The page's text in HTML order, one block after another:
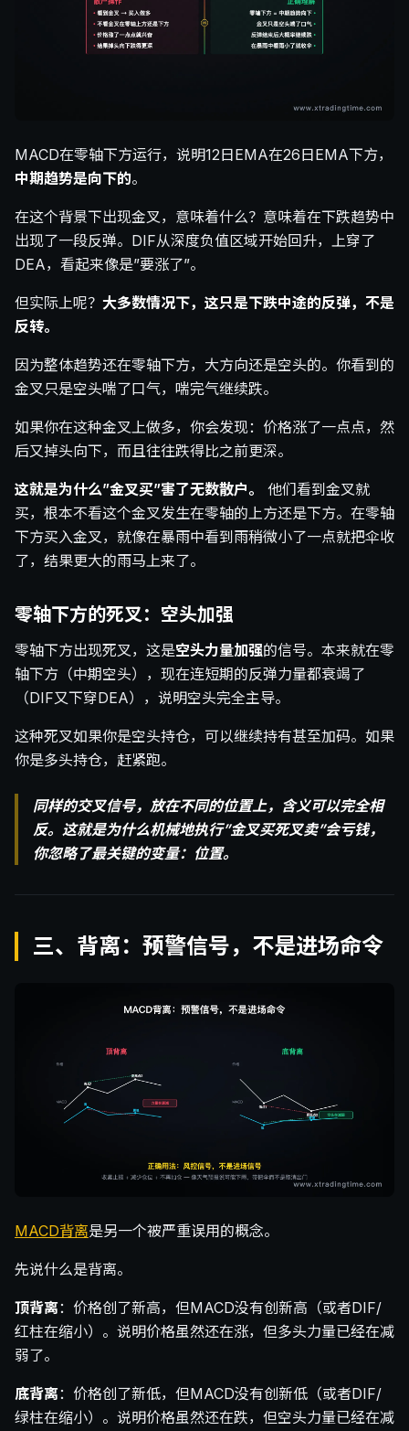
MACD在零轴下方运行，说明12日EMA在26日EMA下方，
中期趋势是向下的。
在这个背景下出现金叉，意味着什么？意味着在下跌趋势中
出现了一段反弹。DIF从深度负值区域开始回升，上穿了
DEA，看起来像是”要涨了”。
但实际上呢？ 大多数情况下，这只是下跌中途的反弹，不是
反转。
因为整体趋势还在零轴下方，大方向还是空头的。你看到的
金叉只是空头喘了口气，喘完气继续跌。
如果你在这种金叉上做多，你会发现：价格涨了一点点，然
后又掉头向下，而且往往跌得比之前更深。
这就是为什么”金叉买”害了无数散户。
他们看到金叉就
买，根本不看这个金叉发生在零轴的上方还是下方。在零轴
下方买入金叉，就像在暴雨中看到雨稍微小了一点就把伞收
了，结果更大的雨马上来了。
零轴下方的死叉：空头加强
零轴下方出现死叉，这是空头力量加强的信号。本来就在零
轴下方（中期空头），现在连短期的反弹力量都衰竭了
（DIF又下穿DEA），说明空头完全主导。
这种死叉如果你是空头持仓，可以继续持有甚至加码。如果
你是多头持仓，赶紧跑。
同样的交叉信号，放在不同的位置上，含义可以完全相
反。这就是为什么机械地执行”金叉买死叉卖”会亏钱，
你忽略了最关键的变量：位置。
三、背离：预警信号，不是进场命令
MACD背离是另一个被严重误用的概念。
先说什么是背离。
顶背离：价格创了新高，但MACD没有创新高（或者DIF/
红柱在缩小）。说明价格虽然还在涨，但多头力量已经在减
弱了。
底背离：价格创了新低，但MACD没有创新低（或者DIF/
绿柱在缩小）。说明价格虽然还在跌，但空头力量已经在减